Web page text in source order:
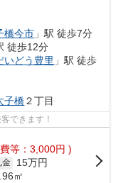
橋今市 」駅 徒歩7分
徒歩12分
いどう豊里 」駅 徒歩
子橋２丁目
できます！
等：3,000円 )
金
15万円
㎡